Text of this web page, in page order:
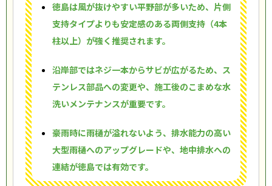
徳島は風が抜けやすい平野部が多いため、片側
支持タイプよりも安定感のある両側支持（4本
柱以上）が強く推奨されます。
沿岸部ではネジ一本からサビが広がるため、ス
テンレス部品への変更や、施工後のこまめな水
洗いメンテナンスが重要です。
豪雨時に雨樋が溢れないよう、排水能力の高い
大型雨樋へのアップグレードや、地中排水への
連結が徳島では有効です。